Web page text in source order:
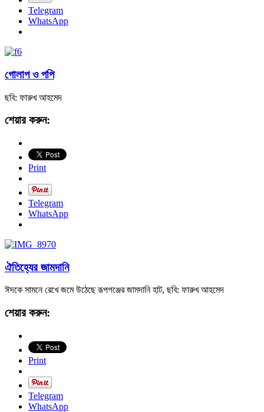
Telegram
WhatsApp
গোলাপ ও পপি
ছবি: ফারুখ আহমেদ
শেয়ার করুন:
Print
Telegram
WhatsApp
ঐতিহ্যের জামদানি
ঈদকে সামনে রেখে জমে উঠেছে রূপগঞ্জের জামদানি হাট, ছবি: ফারুখ আহমেদ
শেয়ার করুন:
Print
Telegram
WhatsApp